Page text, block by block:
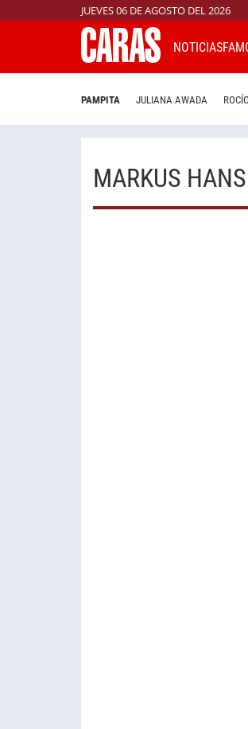
JUEVES 06 DE AGOSTO DEL 2026
NOTICIAS
PAMPITA JULIANA AWADA
MARKUS